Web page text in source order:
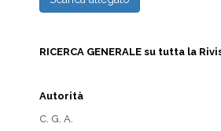
RICERCA GENERALE su tutta la
Autorità
C. G. A.